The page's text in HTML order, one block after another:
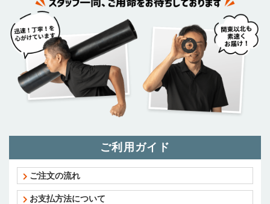
ご利用ガイド
ご注文の流れ
お支払方法について